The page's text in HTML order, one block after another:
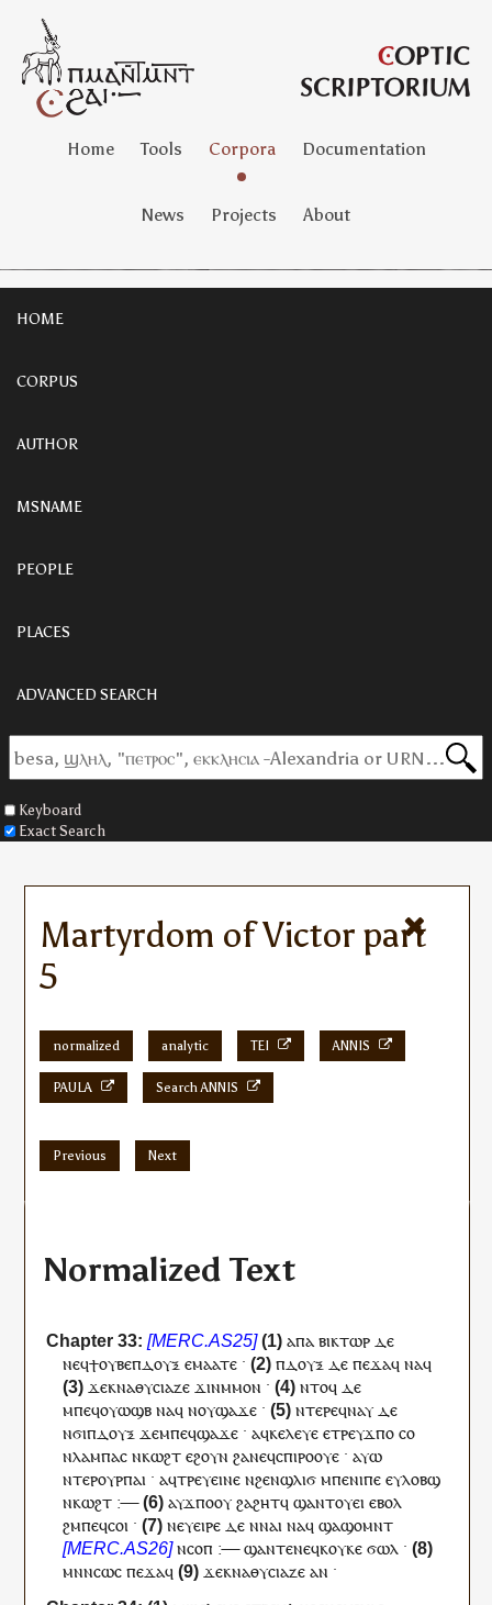
Home Tools Corpora Documentation
News Projects About
HOME
CORPUS
AUTHOR
MSNAME
PEOPLE
PLACES
ADVANCED SEARCH
Keyboard
Exact Search
Martyrdom of Victor part
5
normalized analytic TEI ANNIS
PAULA Search ANNIS
Previous Next
Normalized Text
ⲁⲡⲁⲃⲓⲕⲧⲱⲣ ⲇⲉ
ⲛⲉϥϯⲟⲩⲃⲉⲡⲇⲟⲩⲝ ⲉⲙⲁⲁⲧⲉ · ⲡⲇⲟⲩⲝ ⲇⲉ ⲡⲉϫⲁϥ ⲛⲁϥ
ϫⲉⲕⲛⲁⲑⲩⲥⲓⲁⲍⲉ ϫⲓⲛⲙⲙⲟⲛ · ⲛⲧⲟϥ ⲇⲉ
ⲙⲡⲉϥⲟⲩⲱϣⲃ ⲛⲁϥ ⲛⲟⲩϣⲁϫⲉ · ⲛⲧⲉⲣⲉϥⲛⲁⲩ ⲇⲉ
ⲛϭⲓⲡⲇⲟⲩⲝ ϫⲉⲙⲡⲉϥϣⲁϫⲉ · ⲁϥⲕⲉⲗⲉⲩⲉ ⲉⲧⲣⲉⲩϫⲡⲟ ⲥⲟ
ⲛⲗⲁⲙⲡⲁⲥ ⲛⲕⲱϩⲧ ⲉϩⲟⲩⲛ ϩⲁⲛⲉϥⲥⲡⲓⲣⲟⲟⲩⲉ · ⲁⲩⲱ
ⲛⲧⲉⲣⲟⲩⲣⲡⲁⲓ · ⲁϥⲧⲣⲉⲩⲉⲓⲛⲉ ⲛϩⲉⲛϣⲗⲓϭ ⲙⲡⲉⲛⲓⲡⲉ ⲉⲩⲗⲟⲃϣ
ⲛⲕⲱϩⲧ :— ⲁⲩϫⲡⲟⲟⲩ ϩⲁϩⲏⲧϥ ϣⲁⲛⲧⲟⲩⲉⲓ ⲉⲃⲟⲗ
ϩⲙⲡⲉϥⲥⲟⲓ · ⲛⲉⲩⲉⲓⲣⲉ ⲇⲉ ⲛⲛⲁⲓ ⲛⲁϥ ϣⲁϣⲟⲙⲛⲧ
ⲛⲥⲟⲡ :—ϣⲁⲛⲧⲉⲛⲉϥⲕⲟⲩⲕⲉ ϭⲱⲗ ·
ⲙⲛⲛⲥⲱⲥ ⲡⲉϫⲁϥ ϫⲉⲕⲛⲁⲑⲩⲥⲓⲁⲍⲉ ⲁⲛ ·